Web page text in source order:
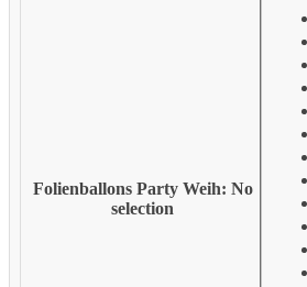
Folienballons Party Weih: No
selection